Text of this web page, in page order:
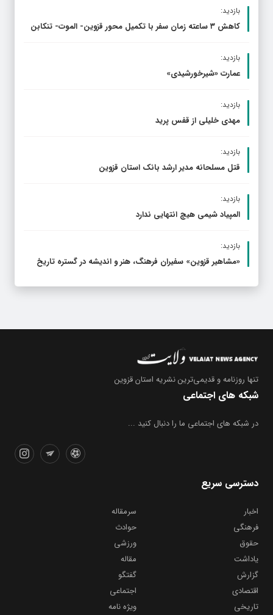
بازدید:
کاهش ۳ ساعته زمان سفر با تکمیل محور قزوین- الموت- تنکابن
بازدید:
عمارت «شیرخورشیدی»
بازدید:
مهدی خلیلی از قفس پرید
بازدید:
قتل مسلحانه مدیر ارشد بانک استان قزوین
بازدید:
المپیاد شیمی هیچ انتهایی ندارد
بازدید:
«مشاهیر قزوین» سفیران فرهنگ، هنر و اندیشه در گستره تاریخ
تنها روزنامهو قدیمی‌ترین نشریه استان قزوین
شبکه های اجتماعی
در شبکه های اجتماعی ما را دنبال کنید ...
دسترسی سریع
اخبار
سرمقاله
فرهنگی
حوادث
حقوق
ورزشی
یاداشت
مقاله
گزارش
گفتگو
اقتصادی
اجتماعی
تاریخی
ویژه نامه